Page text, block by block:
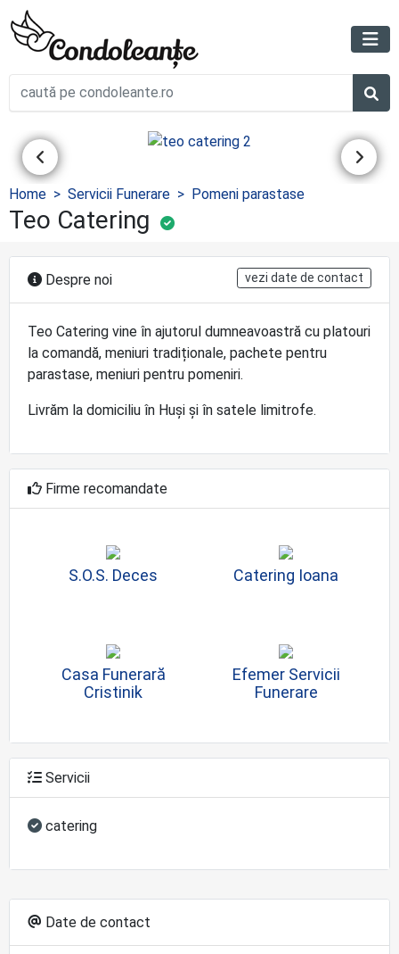
Home Servicii Funerare Pomeni parastase
Teo Catering
Despre noi vezi date de contact
Teo Catering vine în ajutorul dumneavoastră cu platouri
la comandă, meniuri tradiționale, pachete pentru
parastase, meniuri pentru pomeniri.
Livrăm la domiciliu în Huși și în satele limitrofe.
Firme recomandate
S.O.S. Deces Catering Ioana
Casa Funerară
Cristinik
Efemer Servicii
Funerare
Servicii
catering
Date de contact